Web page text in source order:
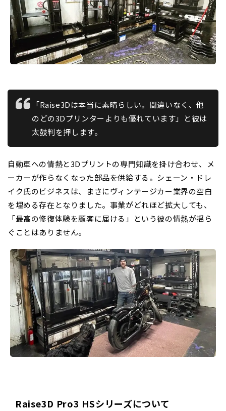
「Raise3Dは本当に素晴らしい。間違いなく、他
のどの3Dプリンターよりも優れています」と彼は
太鼓判を押します。
自動車への情熱と3Dプリントの専門知識を掛け合わせ、メ
ーカーが作らなくなった部品を供給する。シェーン・ドレ
イク氏のビジネスは、まさにヴィンテージカー業界の空白
を埋める存在となりました。事業がどれほど拡大しても、
「最高の修復体験を顧客に届ける」という彼の情熱が揺ら
ぐことはありません。
Raise3D Pro3 HSシリーズについて